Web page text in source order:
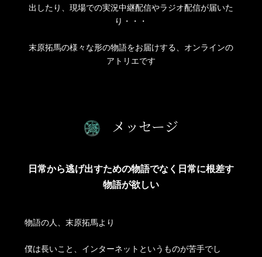
出したり、現場での実況中継配信やラジオ配信が届いた
り・・・
末原拓馬の様々な形の物語をお届けする、オンラインの
アトリエです
メッセージ
日常から逃げ出すための物語でなく日常に根差す
物語が欲しい
物語の人、末原拓馬より
僕は長いこと、インターネットというものが苦手でし